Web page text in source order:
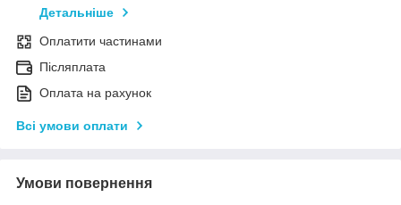
Детальніше
Оплатити частинами
Післяплата
Оплата на рахунок
Всі умови оплати
Умови повернення